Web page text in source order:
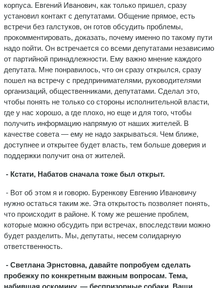
корпуса. Евгений Иванович, как только пришел, сразу
установил контакт с депутатами. Общение прямое, есть
встречи без галстуков, он готов обсудить проблемы,
прокомментировать, доказать, почему именно по такому пути
надо пойти. Он встречается со всеми депутатами независимо
от партийной принадлежности. Ему важно мнение каждого
депутата. Мне понравилось, что он сразу открылся, сразу
пошел на встречу с предпринимателями, руководителями
организаций, общественниками, депутатами. Сделал это,
чтобы понять не только со стороны исполнительной власти,
где у нас хорошо, а где плохо, но еще и для того, чтобы
получить информацию напрямую от наших жителей. В
качестве совета — ему не надо закрываться. Чем ближе,
доступнее и открытее будет власть, тем больше доверия и
поддержки получит она от жителей.
- Кстати, Набатов сначала тоже был открыт.
- Вот об этом я и говорю. Буренкову Евгению Ивановичу
нужно остаться таким же. Эта открытость позволяет понять,
что происходит в районе. К тому же решение проблем,
которые можно обсудить при встречах, впоследствии можно
будет разделить. Мы, депутаты, несем солидарную
ответственность.
- Светлана Эрнстовна, давайте попробуем сделать
пробежку по конкретным важным вопросам. Тема,
набившая оскомину, — беспризорные собаки. Ваши